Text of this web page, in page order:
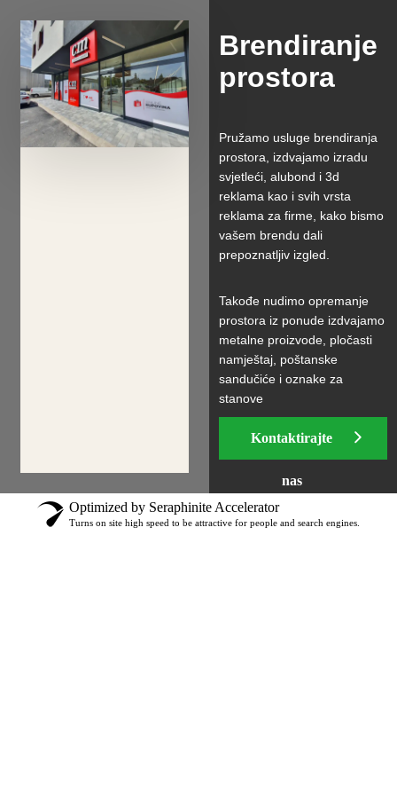
Brendiranje
prostora
Pružamo usluge brendiranja
prostora, izdvajamo izradu
svjetleći, alubond i 3d
reklama kao i svih vrsta
reklama za firme, kako bismo
vašem brendu dali
prepoznatljiv izgled.
Takođe nudimo opremanje
prostora iz ponude izdvajamo
metalne proizvode, pločasti
namještaj, poštanske
sandučiće i oznake za
stanove
Kontaktirajte
nas
Optimized by Seraphinite Accelerator
Turns on site high speed to be attractive for people and search engines.